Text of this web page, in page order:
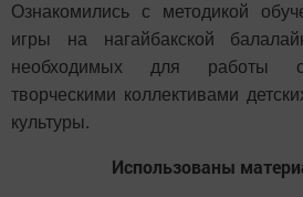
Ознакомились с методикой
игры на нагайбакской
необходимых для работы с
творческими коллективами
культуры.
Использованы